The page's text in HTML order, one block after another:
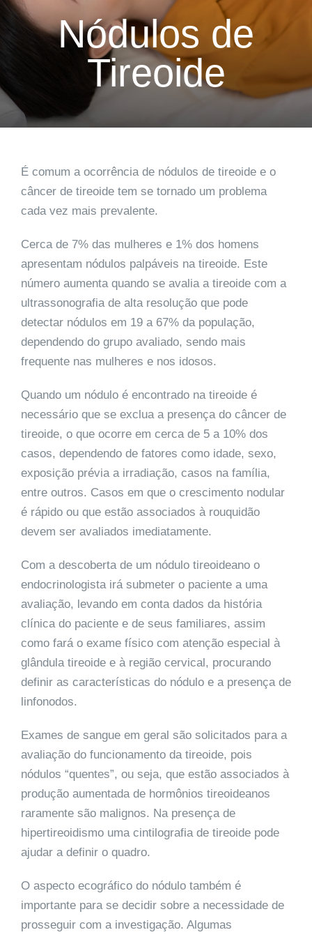
Nódulos de
Tireoide
É comum a ocorrência de nódulos de tireoide e o
câncer de tireoide tem se tornado um problema
cada vez mais prevalente.
Cerca de 7% das mulheres e 1% dos homens
apresentam nódulos palpáveis na tireoide. Este
número aumenta quando se avalia a tireoide com a
ultrassonografia de alta resolução que pode
detectar nódulos em 19 a 67% da população,
dependendo do grupo avaliado, sendo mais
frequente nas mulheres e nos idosos.
Quando um nódulo é encontrado na tireoide é
necessário que se exclua a presença do câncer de
tireoide, o que ocorre em cerca de 5 a 10% dos
casos, dependendo de fatores como idade, sexo,
exposição prévia a irradiação, casos na família,
entre outros. Casos em que o crescimento nodular
é rápido ou que estão associados à rouquidão
devem ser avaliados imediatamente.
Com a descoberta de um nódulo tireoideano o
endocrinologista irá submeter o paciente a uma
avaliação, levando em conta dados da história
clínica do paciente e de seus familiares, assim
como fará o exame físico com atenção especial à
glândula tireoide e à região cervical, procurando
definir as características do nódulo e a presença de
linfonodos.
Exames de sangue em geral são solicitados para a
avaliação do funcionamento da tireoide, pois
nódulos “quentes”, ou seja, que estão associados à
produção aumentada de hormônios tireoideanos
raramente são malignos. Na presença de
hipertireoidismo uma cintilografia de tireoide pode
ajudar a definir o quadro.
O aspecto ecográfico do nódulo também é
importante para se decidir sobre a necessidade de
prosseguir com a investigação. Algumas